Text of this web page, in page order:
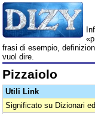
frasi di esempio,
vuol dire.
Pizzaiolo
Utili Link
Significato su Dizionari